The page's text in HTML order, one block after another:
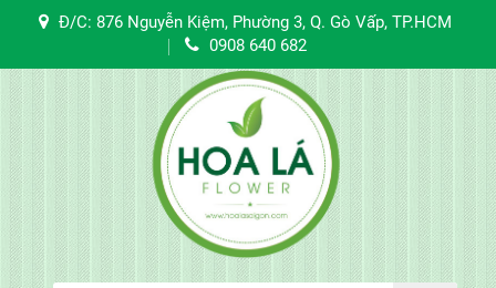
Đ/C: 876 Nguyễn Kiệm, Phường 3, Q. Gò Vấp, TP.HCM
0908 640 682